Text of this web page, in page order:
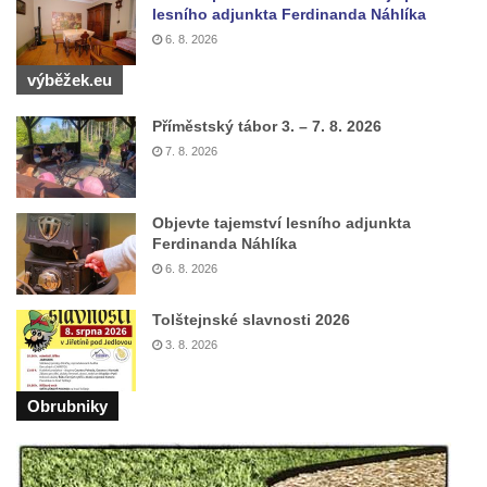
cestě na Křížovém vrchu ve Frýdlantu
Kaple Božího hrobu na Křížové cestě na
Křížovém vrchu ve Frýdlantu
Poustevna na Křížové cestě na Křížovém
vrchu ve Frýdlantu
Kostel svatého Jakuba Většího v Sokolově
Kostel Nanebevzetí Panny Marie ve
Slunečné
Kostel Jména Panny Marie v Sepekově
Kostel svatých Petra a Pavla v Růžové
Kaple Stětí svatého Jana Křtitele v
Rumburku
Bývalá synagoga v Milevsku
Kostel svaté Kateřiny Alexandrijské v
Krásně
lesního adjunkta Ferdinanda Náhlíka
6. 8. 2026
výběžek.eu
Příměstský tábor 3. – 7. 8. 2026
7. 8. 2026
Objevte tajemství lesního adjunkta
Ferdinanda Náhlíka
6. 8. 2026
Tolštejnské slavnosti 2026
3. 8. 2026
Obrubniky